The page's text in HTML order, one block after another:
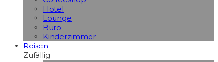
Hotel
Lounge
Büro
Kinderzimmer
Reisen
Zufällig